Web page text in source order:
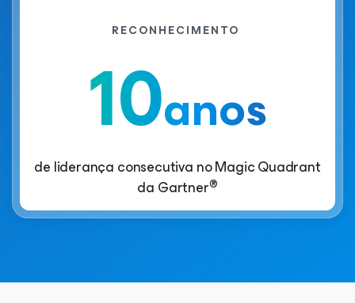
RECONHECIMENTO
10anos
de liderança consecutiva no Magic Quadrant
da Gartner®